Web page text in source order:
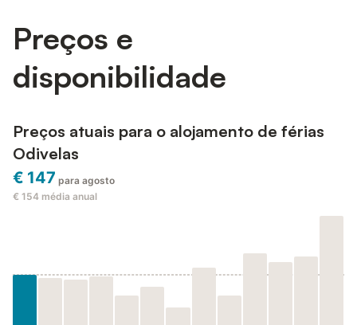
Preços e
disponibilidade
Preços atuais para o alojamento de férias
Odivelas
€ 147 para agosto
€ 154 média anual